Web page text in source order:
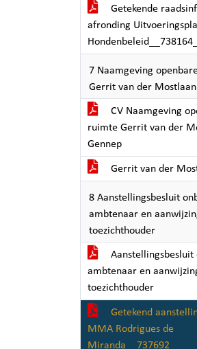
Getekende
afronding
7 Naamgeving
Gerrit van der Mostlaan
CV Naamgeving
ruimte Gerrit van der
Gennep
Gerrit van der
8 Aanstellingsbesluit
ambtenaar en
toezichthouder
Aanstellingsbesluit
ambtenaar en
toezichthouder
Getekend
MMA Rodrigues de
Miranda__737692__